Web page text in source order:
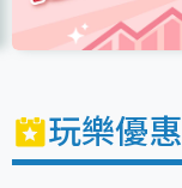
玩樂優惠